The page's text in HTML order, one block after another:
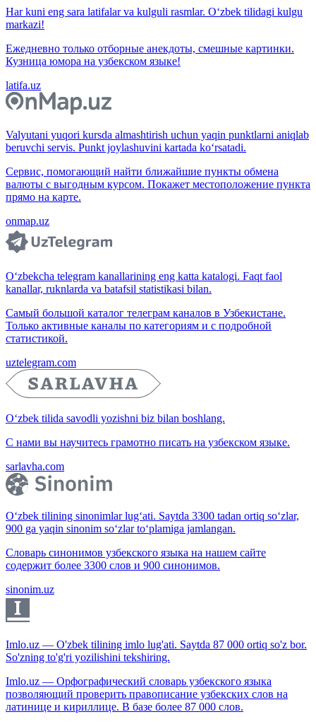
Har kuni eng sara latifalar va kulguli rasmlar. O‘zbek tilidagi kulgu
markazi!
Ежедневно только отборные анекдоты, смешные картинки.
Кузница юмора на узбекском языке!
latifa.uz
Valyutani yuqori kursda almashtirish uchun yaqin punktlarni aniqlab
beruvchi servis. Punkt joylashuvini kartada ko‘rsatadi.
Сервис, помогающий найти ближайшие пункты обмена
валюты с выгодным курсом. Покажет местоположение пункта
прямо на карте.
onmap.uz
O‘zbekcha telegram kanallarining eng katta katalogi. Faqt faol
kanallar, ruknlarda va batafsil statistikasi bilan.
Самый большой каталог телеграм каналов в Узбекистане.
Только активные каналы по категориям и с подробной
статистикой.
uztelegram.com
O‘zbek tilida savodli yozishni biz bilan boshlang.
С нами вы научитесь грамотно писать на узбекском языке.
sarlavha.com
O‘zbek tilining sinonimlar lug‘ati. Saytda 3300 tadan ortiq so‘zlar,
900 ga yaqin sinonim so‘zlar to‘plamiga jamlangan.
Словарь синонимов узбекского языка на нашем сайте
содержит более 3300 слов и 900 синонимов.
sinonim.uz
Imlo.uz — O'zbek tilining imlo lug'ati. Saytda 87 000 ortiq so'z bor.
So'zning to'g'ri yozilishini tekshiring.
Imlo.uz — Орфографический словарь узбекского языка
позволяющий проверить правописание узбекских слов на
латинице и кириллице. В базе более 87 000 слов.